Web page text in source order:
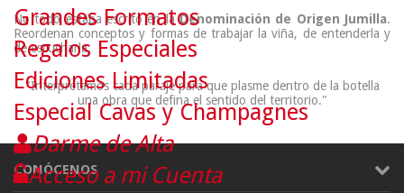
No todo estaba escrito en laDenominación de Origen Jumilla.
Reordenan conceptos y formas de trabajar la viña, de entenderla y
de escucharla.
"Interpretamos cada paraje para que plasme dentro de la botella
una obra que defina el sentido del territorio."
CONÓCENOS
Grandes Formatos
Regalos Especiales
Ediciones Limitadas
Especial Cavas y Champagnes
Darme de Alta
Acceso a mi Cuenta